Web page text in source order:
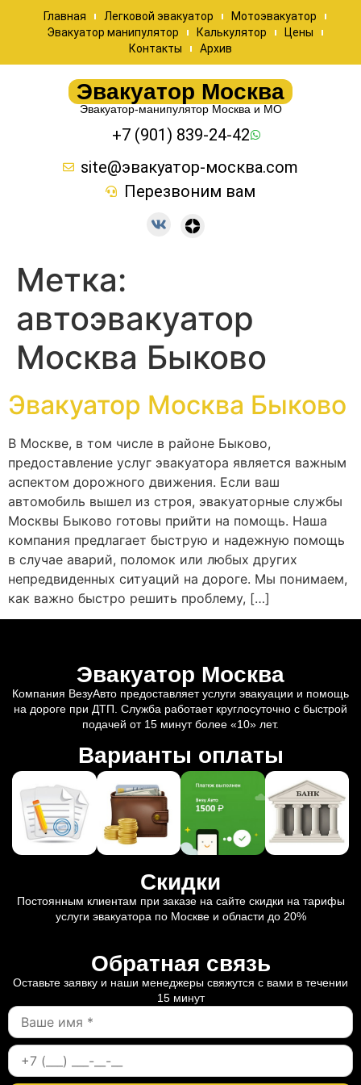
Главная Легковой эвакуатор
Мотоэвакуатор
Эвакуатор манипулятор
Калькулятор
Цены
Контакты
Архив
Эвакуатор Москва
Эвакуатор-манипулятор Москва и МО
+7 (901) 839-24-42
site@эвакуатор-москва.com
Перезвоним вам
Метка:
автоэвакуатор
Москва Быково
Эвакуатор Москва Быково
В Москве, в том числе в районе Быково,
предоставление услуг эвакуатора является важным
аспектом дорожного движения. Если ваш
автомобиль вышел из строя, эвакуаторные службы
Москвы Быково готовы прийти на помощь. Наша
компания предлагает быструю и надежную помощь
в случае аварий, поломок или любых других
непредвиденных ситуаций на дороге. Мы понимаем,
как важно быстро решить проблему, […]
Эвакуатор Москва
Компания ВезуАвто предоставляет услуги эвакуации и помощь
на дороге при ДТП. Служба работает круглосуточно с быстрой
подачей от 15 минут более «10» лет.
Варианты оплаты
Скидки
Постоянным клиентам при заказе на сайте скидки на тарифы
услуги эвакуатора по Москве и области до 20%
Обратная связь
Оставьте заявку и наши менеджеры свяжутся с вами в течении
15 минут